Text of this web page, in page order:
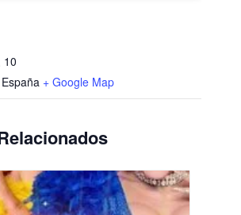
10
España + Google Map